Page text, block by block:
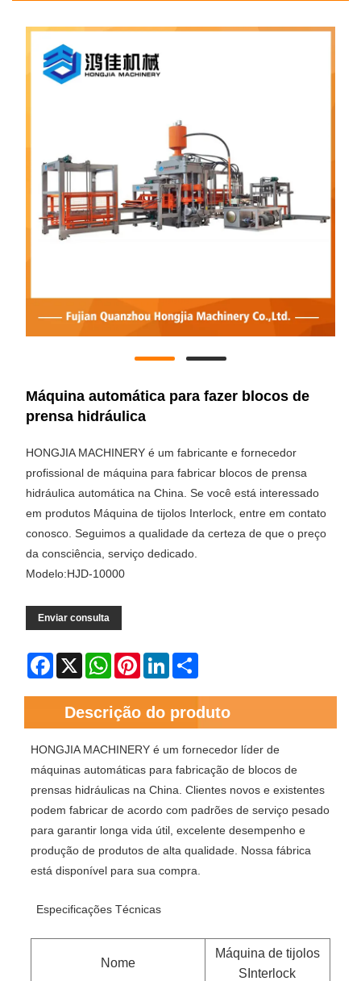
Máquina automática para fazer blocos de
prensa hidráulica
HONGJIA MACHINERY é um fabricante e fornecedor
profissional de máquina para fabricar blocos de prensa
hidráulica automática na China. Se você está interessado
em produtos Máquina de tijolos Interlock, entre em contato
conosco. Seguimos a qualidade da certeza de que o preço
da consciência, serviço dedicado.
Modelo:HJD-10000
Enviar consulta
Facebook
X WhatsAppPinterestLinkedIn
Descrição do produto
HONGJIA MACHINERY é um fornecedor líder de
máquinas automáticas para fabricação de blocos de
prensas hidráulicas na China. Clientes novos e existentes
podem fabricar de acordo com padrões de serviço pesado
para garantir longa vida útil, excelente desempenho e
produção de produtos de alta qualidade. Nossa fábrica
está disponível para sua compra.
Especificações Técnicas
Nome
Máquina de tijolos
SInterlock